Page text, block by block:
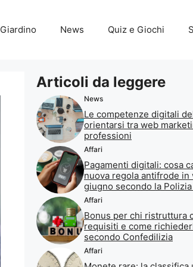
Giardino News Quiz e Giochi
Articoli da leggere
News
Le competenze digitali
orientarsi tra web
professioni
Affari
Pagamenti digitali: cosa
nuova regola antifrode in
giugno secondo la
Affari
Bonus per chi ristruttura
requisiti e come
secondo Confedilizia
Affari